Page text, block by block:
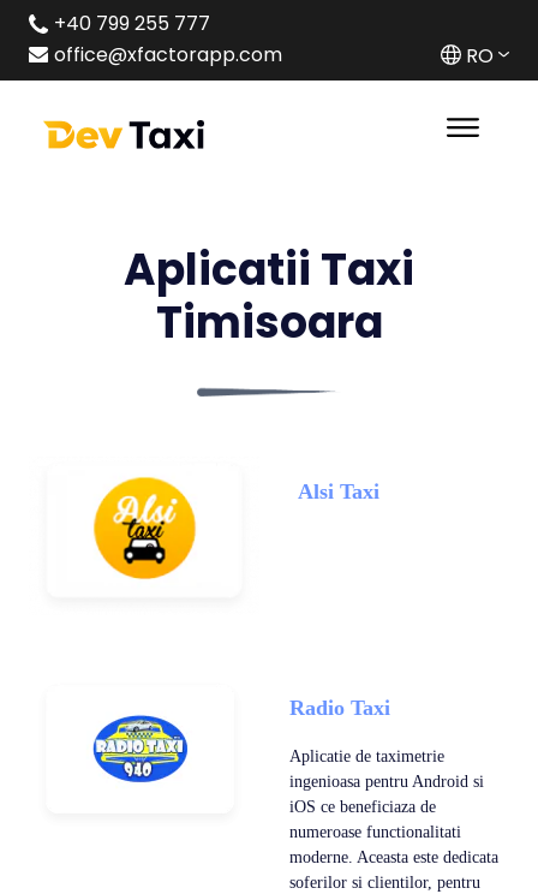
+40 799 255 777
office@xfactorapp.com
RO
Aplicatii Taxi
Timisoara
Alsi Taxi
Radio Taxi
Aplicatie de taximetrie
ingenioasa pentru Android si
iOS ce beneficiaza de
numeroase functionalitati
moderne. Aceasta este dedicata
soferilor si clientilor, pentru